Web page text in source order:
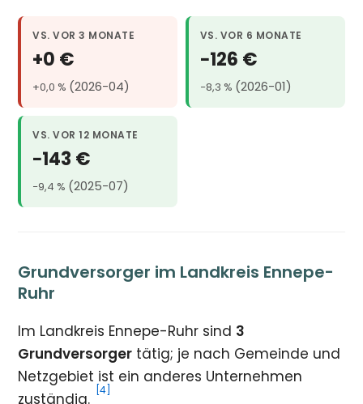
VS. VOR 3 MONATE
+0 €
+0,0 % (2026-04)
VS. VOR 6 MONATE
−126 €
−8,3 % (2026-01)
VS. VOR 12 MONATE
−143 €
−9,4 % (2025-07)
Grundversorger im Landkreis Ennepe-
Ruhr
Im Landkreis Ennepe-Ruhr sind 3
Grundversorger tätig; je nach Gemeinde und
Netzgebiet ist ein anderes Unternehmen
zuständig.
[4]